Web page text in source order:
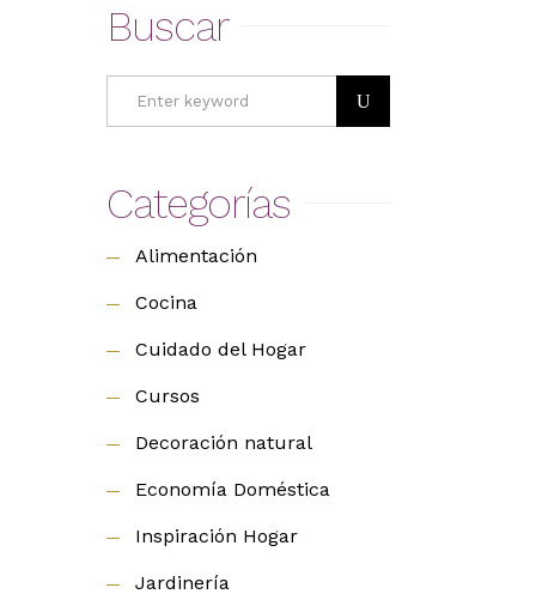
Buscar
Search
for:
Categorías
Alimentación
Cocina
Cuidado del Hogar
Cursos
Decoración natural
Economía Doméstica
Inspiración Hogar
Jardinería